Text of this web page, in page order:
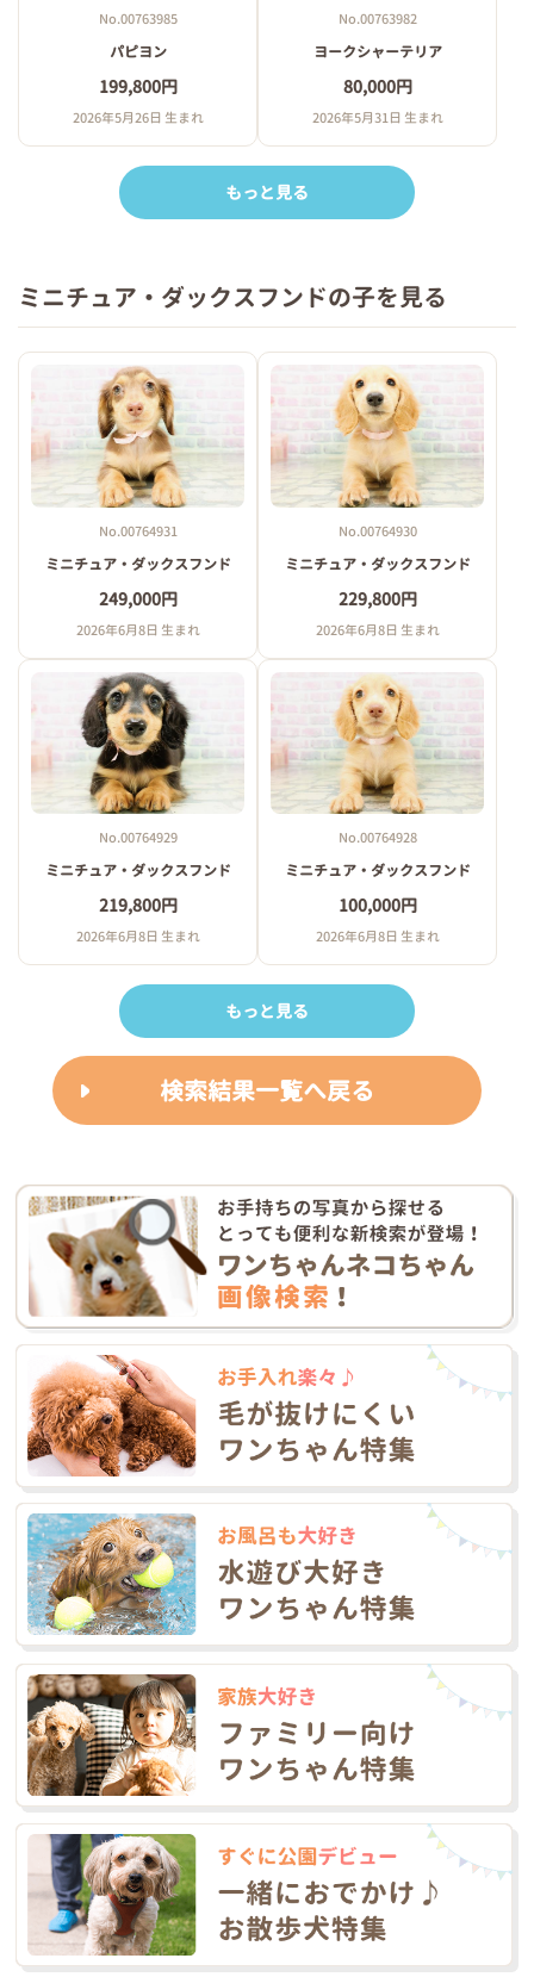
No.00763985
パピヨン
199,800円
2026年5月26日 生まれ
No.00763982
ヨークシャーテリア
80,000円
2026年5月31日 生まれ
もっと見る
ミニチュア・ダックスフンドの子を見る
No.00764931
ミニチュア・ダックスフンド
249,000円
2026年6月8日 生まれ
No.00764930
ミニチュア・ダックスフンド
229,800円
2026年6月8日 生まれ
No.00764929
ミニチュア・ダックスフンド
219,800円
2026年6月8日 生まれ
No.00764928
ミニチュア・ダックスフンド
100,000円
2026年6月8日 生まれ
もっと見る
検索結果一覧へ戻る